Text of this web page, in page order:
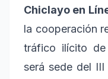
Chiclayo en
la cooperación
tráfico ilícito de
será sede del III